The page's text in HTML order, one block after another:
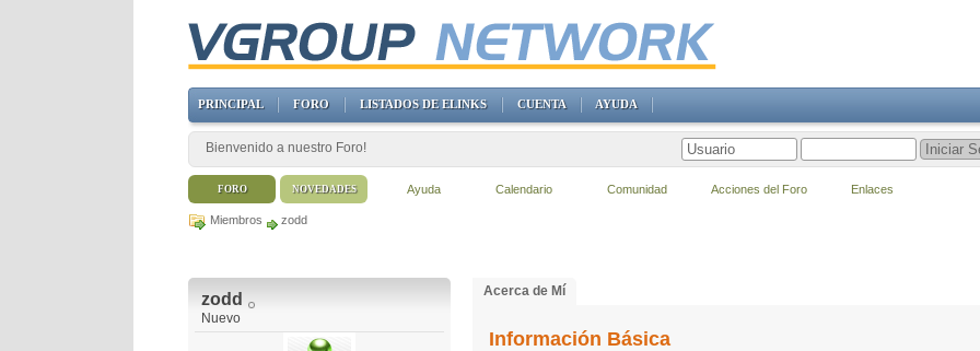
Miembros zodd
zodd
Nuevo
Acerca de Mí
Información Básica
PRINCIPAL FORO LISTADOS DE ELINKS CUENTA AYUDA
Bienvenido a nuestro Foro!
FORO Ayuda Calendario Comunidad Acciones del Foro Enlaces
NOVEDADES